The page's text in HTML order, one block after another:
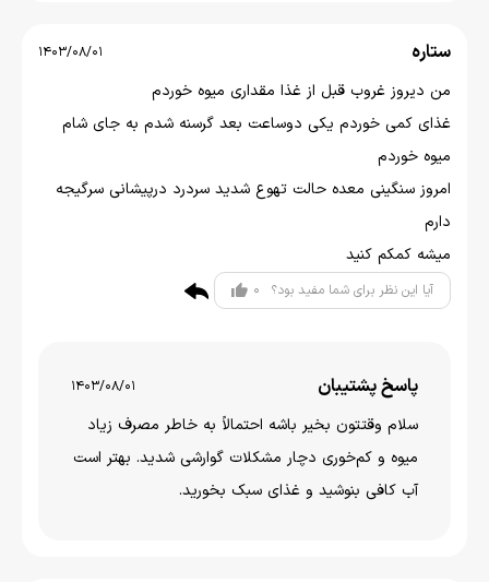
ستاره 1403/08/01
من دیروز غروب قبل از غذا مقداری میوه خوردم
غذای کمی خوردم یکی دوساعت بعد گرسنه شدم به جای شام
میوه خوردم
امروز سنگینی معده حالت تهوع شدید سردرد درپیشانی سرگیجه
دارم
میشه کمکم کنید
آیا این نظر برای شما مفید بود؟ 0
پاسخ پشتیبان 1403/08/01
سلام وقتتون بخير باشه احتمالاً به خاطر مصرف زیاد
میوه و کم‌خوری دچار مشکلات گوارشی شدید. بهتر است
آب کافی بنوشید و غذای سبک بخورید.